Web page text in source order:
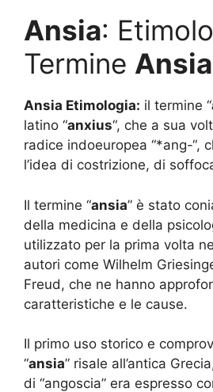
Ansia:
Termine Ansia
Ansia Etimologia: il termine “
latino “anxius“, che a sua
radice indoeuropea “*ang-“,
l’idea di costrizione, di
Il termine “ansia” è stato
della medicina e della
utilizzato per la prima volta
autori come Wilhelm
Freud, che ne hanno
caratteristiche e le cause.
Il primo uso storico e
“ansia” risale all’antica
di “angoscia” era espresso